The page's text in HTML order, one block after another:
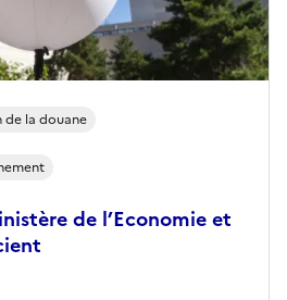
de la douane
de l’Economie et